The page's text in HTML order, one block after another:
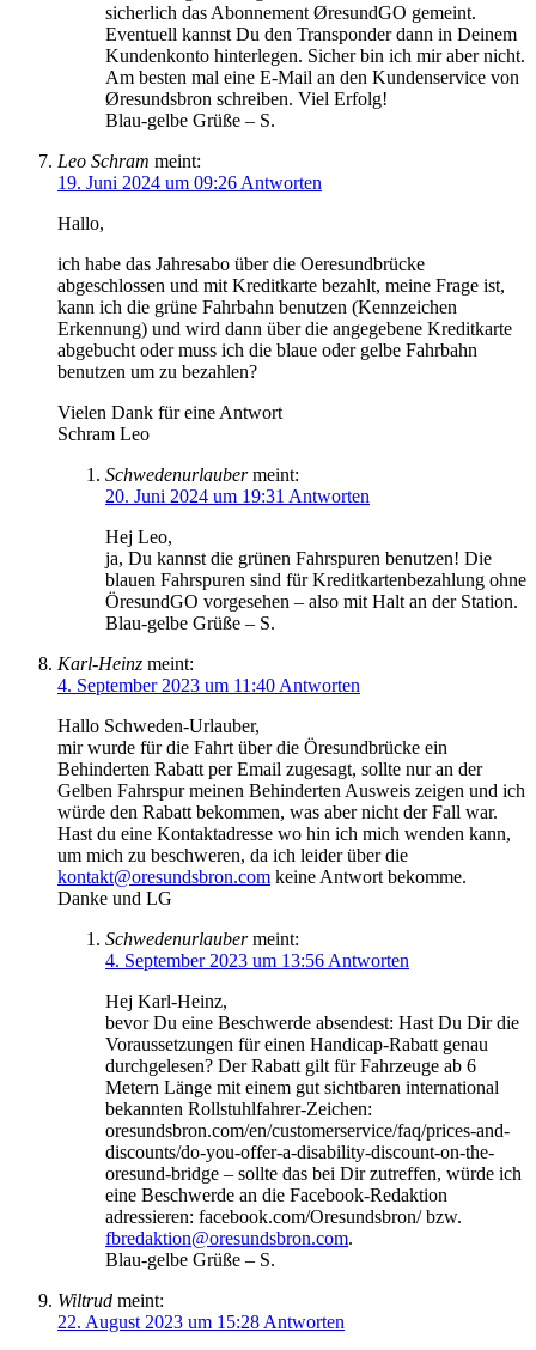
sicherlich das Abonnement ØresundGO gemeint.
Eventuell kannst Du den Transponder dann in Deinem
Kundenkonto hinterlegen. Sicher bin ich mir aber nicht.
Am besten mal eine E-Mail an den Kundenservice von
Øresundsbron schreiben. Viel Erfolg!
Blau-gelbe Grüße – S.
Leo Schram meint:
19. Juni 2024 um 09:26 Antworten
Hallo,
ich habe das Jahresabo über die Oeresundbrücke
abgeschlossen und mit Kreditkarte bezahlt, meine Frage ist,
kann ich die grüne Fahrbahn benutzen (Kennzeichen
Erkennung) und wird dann über die angegebene Kreditkarte
abgebucht oder muss ich die blaue oder gelbe Fahrbahn
benutzen um zu bezahlen?
Vielen Dank für eine Antwort
Schram Leo
Schwedenurlauber meint:
20. Juni 2024 um 19:31 Antworten
Hej Leo,
ja, Du kannst die grünen Fahrspuren benutzen! Die
blauen Fahrspuren sind für Kreditkartenbezahlung ohne
ÖresundGO vorgesehen – also mit Halt an der Station.
Blau-gelbe Grüße – S.
Karl-Heinz meint:
4. September 2023 um 11:40 Antworten
Hallo Schweden-Urlauber,
mir wurde für die Fahrt über die Öresundbrücke ein
Behinderten Rabatt per Email zugesagt, sollte nur an der
Gelben Fahrspur meinen Behinderten Ausweis zeigen und ich
würde den Rabatt bekommen, was aber nicht der Fall war.
Hast du eine Kontaktadresse wo hin ich mich wenden kann,
um mich zu beschweren, da ich leider über die
kontakt@oresundsbron.com keine Antwort bekomme.
Danke und LG
Schwedenurlauber meint:
4. September 2023 um 13:56 Antworten
Hej Karl-Heinz,
bevor Du eine Beschwerde absendest: Hast Du Dir die
Voraussetzungen für einen Handicap-Rabatt genau
durchgelesen? Der Rabatt gilt für Fahrzeuge ab 6
Metern Länge mit einem gut sichtbaren international
bekannten Rollstuhlfahrer-Zeichen:
oresundsbron.com/en/customerservice/faq/prices-and-
discounts/do-you-offer-a-disability-discount-on-the-
oresund-bridge – sollte das bei Dir zutreffen, würde ich
eine Beschwerde an die Facebook-Redaktion
adressieren: facebook.com/Oresundsbron/ bzw.
fbredaktion@oresundsbron.com.
Blau-gelbe Grüße – S.
Wiltrud meint:
22. August 2023 um 15:28 Antworten